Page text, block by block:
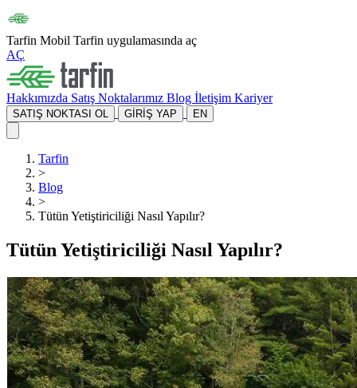
Tarfin Mobil Tarfin uygulamasında aç
AÇ
Hakkımızda Satış Noktalarımız Blog İletişim Kariyer
SATIŞ NOKTASI OL GİRİŞ YAP EN
Tarfin
>
Blog
>
Tütün Yetiştiriciliği Nasıl Yapılır?
Tütün Yetiştiriciliği Nasıl Yapılır?